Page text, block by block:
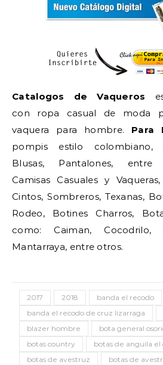
Catalogos de Vaqueros
con ropa casual de moda
vaquera para hombre. Para
pompis estilo colombiano,
Blusas, Pantalones,
Camisas Casuales y
Cintos, Sombreros, Texanas,
Rodeo, Botines Charros,
como: Caiman, Cocodrilo,
Mantarraya, entre otros.
2017 2018
banda el recodo
banda el recodo de cruz lizarraga
blazer hombre
bota general
botas country
botas de anguila el
botas de avestruz
botas de